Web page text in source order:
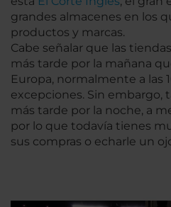
grandes almacenes en los
productos y marcas.
Cabe señalar que las
más tarde por la mañana
Europa, normalmente a las
excepciones. Sin embargo,
más tarde por la noche, a
por lo que todavía tienes
sus compras o echarle un